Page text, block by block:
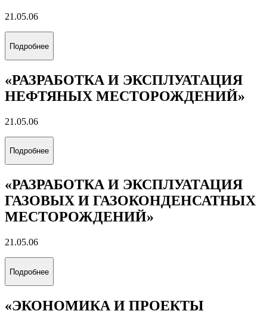
21.05.06
Подробнее
«РАЗРАБОТКА И ЭКСПЛУАТАЦИЯ
НЕФТЯНЫХ МЕСТОРОЖДЕНИЙ»
21.05.06
Подробнее
«РАЗРАБОТКА И ЭКСПЛУАТАЦИЯ
ГАЗОВЫХ И ГАЗОКОНДЕНСАТНЫХ
МЕСТОРОЖДЕНИЙ»
21.05.06
Подробнее
«ЭКОНОМИКА И ПРОЕКТЫ